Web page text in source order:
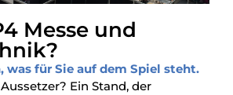
Messe und
was für Sie auf dem Spiel steht.
Ein Stand, der